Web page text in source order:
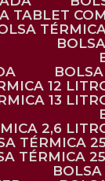
TABLET
12
13
2,6
TÉRMICA
TÉRMICA